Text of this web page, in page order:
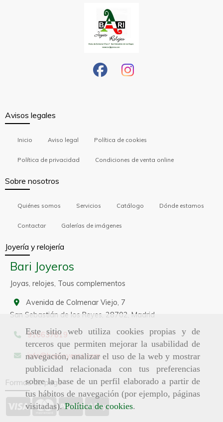
Este sitio web utiliza cookies propias y de
terceros que permiten mejorar la usabilidad de
navegación, analizar el uso de la web y mostrar
publicidad relacionada con tus preferencias
sobre la base de un perfil elaborado a partir de
tus hábitos de navegación (por ejemplo, páginas
visitadas).Política de cookies.
Avisos legales
Inicio Aviso legal Política de cookies
Política de privacidad Condiciones de venta online
Sobre nosotros
Quiénes somos Servicios Catálogo Dónde estamos
Contactar Galerías de imágenes
Joyería y relojería
Bari Joyeros
Joyas, relojes, Tous complementos
Avenida de Colmenar Viejo, 7
San Sebastián de los Reyes, 28702, Madrid
916637819
info barijoyeros.com
Formas de pago